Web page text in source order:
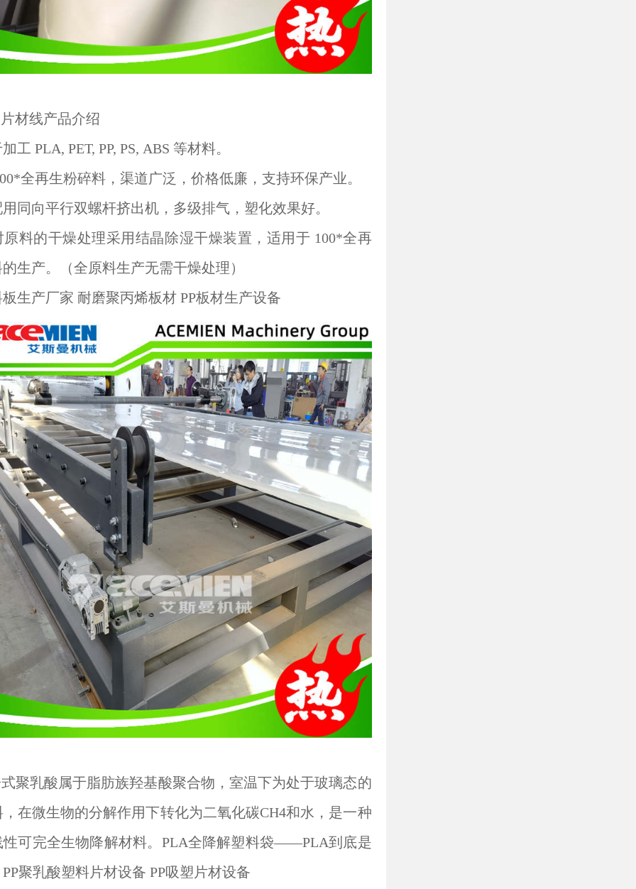
材线产品介绍
工 PLA, PET, PP, PS, ABS 等材料。
全再生粉碎料，渠道广泛，价格低廉，支持环保产业。
同向平行双螺杆挤出机，多级排气，塑化效果好。
料的干燥处理采用结晶除湿干燥装置，适用于 100*全再
生产。（全原料生产无需干燥处理）
生产厂家 耐磨聚丙烯板材 PP板材生产设备
聚乳酸属于脂肪族羟基酸聚合物，室温下为处于玻璃态的
在微生物的分解作用下转化为二氧化碳CH4和水，是一种
性可完全生物降解材料。PLA全降解塑料袋——PLA到底是
聚乳酸塑料片材设备 PP吸塑片材设备